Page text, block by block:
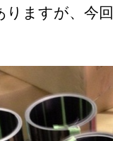
りますが、今